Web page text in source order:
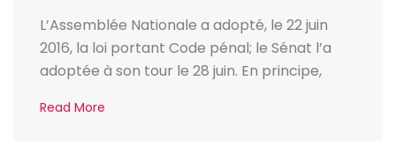
L’Assemblée Nationale a adopté, le 22 juin
2016, la loi portant Code pénal; le Sénat l’a
adoptée à son tour le 28 juin. En principe,
Read More